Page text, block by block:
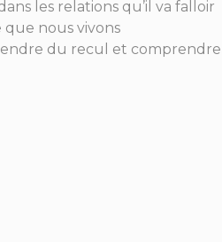
les relations qu’il va falloir
que nous vivons
du recul et comprendre